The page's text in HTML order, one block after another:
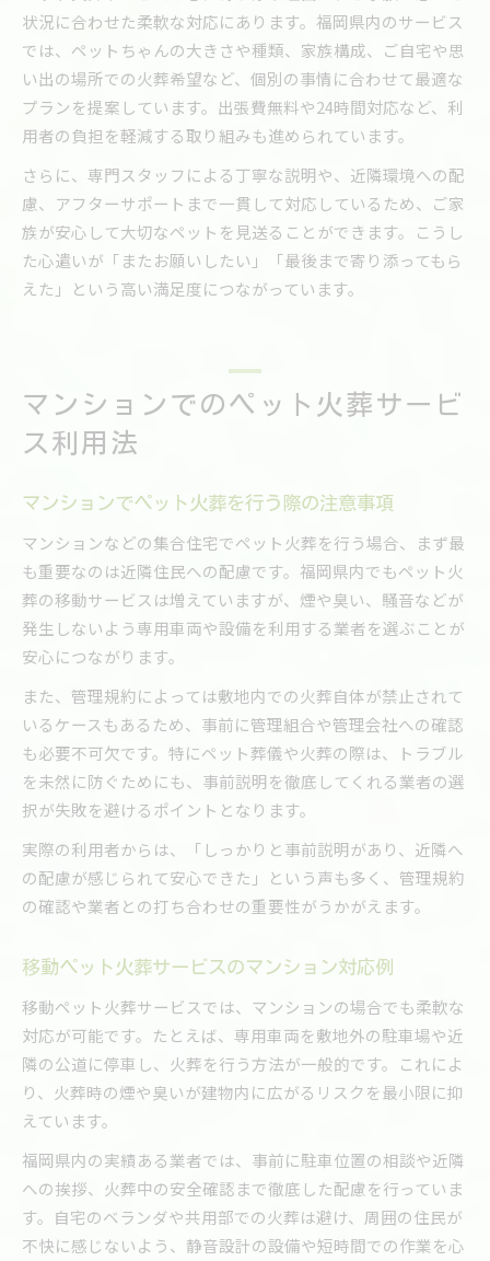
状況に合わせた柔軟な対応にあります。福岡県内のサービス
では、ペットちゃんの大きさや種類、家族構成、ご自宅や思
い出の場所での火葬希望など、個別の事情に合わせて最適な
プランを提案しています。出張費無料や24時間対応など、利
用者の負担を軽減する取り組みも進められています。
さらに、専門スタッフによる丁寧な説明や、近隣環境への配
慮、アフターサポートまで一貫して対応しているため、ご家
族が安心して大切なペットを見送ることができます。こうし
た心遣いが「またお願いしたい」「最後まで寄り添ってもら
えた」という高い満足度につながっています。
マンションでのペット火葬サービ
ス利用法
マンションでペット火葬を行う際の注意事項
マンションなどの集合住宅でペット火葬を行う場合、まず最
も重要なのは近隣住民への配慮です。福岡県内でもペット火
葬の移動サービスは増えていますが、煙や臭い、騒音などが
発生しないよう専用車両や設備を利用する業者を選ぶことが
安心につながります。
また、管理規約によっては敷地内での火葬自体が禁止されて
いるケースもあるため、事前に管理組合や管理会社への確認
も必要不可欠です。特にペット葬儀や火葬の際は、トラブル
を未然に防ぐためにも、事前説明を徹底してくれる業者の選
択が失敗を避けるポイントとなります。
実際の利用者からは、「しっかりと事前説明があり、近隣へ
の配慮が感じられて安心できた」という声も多く、管理規約
の確認や業者との打ち合わせの重要性がうかがえます。
移動ペット火葬サービスのマンション対応例
移動ペット火葬サービスでは、マンションの場合でも柔軟な
対応が可能です。たとえば、専用車両を敷地外の駐車場や近
隣の公道に停車し、火葬を行う方法が一般的です。これによ
り、火葬時の煙や臭いが建物内に広がるリスクを最小限に抑
えています。
福岡県内の実績ある業者では、事前に駐車位置の相談や近隣
への挨拶、火葬中の安全確認まで徹底した配慮を行っていま
す。自宅のベランダや共用部での火葬は避け、周囲の住民が
不快に感じないよう、静音設計の設備や短時間での作業を心